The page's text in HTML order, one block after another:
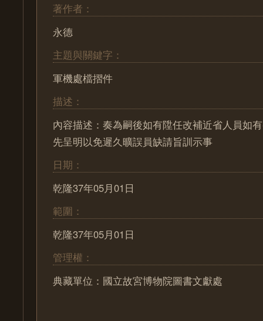
著作者：
永德
主題與關鍵字：
軍機處檔摺件
描述：
內容描述：奏為嗣後如有陞任改補近省人員如
先呈明以免遲久曠誤員缺請旨訓示事
日期：
乾隆37年05月01日
範圍：
乾隆37年05月01日
管理權：
典藏單位：國立故宮博物院圖書文獻處